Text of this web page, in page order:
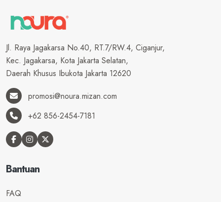
Jl. Raya Jagakarsa No.40, RT.7/RW.4, Ciganjur,
Kec. Jagakarsa, Kota Jakarta Selatan,
Daerah Khusus Ibukota Jakarta 12620
promosi@noura.mizan.com
+62 856-2454-7181
Bantuan
FAQ